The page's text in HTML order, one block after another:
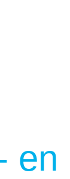
en